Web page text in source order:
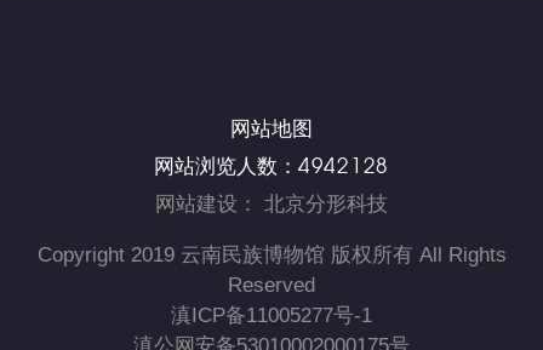
网站地图
网站浏览人数：4942128
网站建设 ： 北京分形科技
Copyright 2019 云南民族博物馆 版权所有 All Rights
Reserved
滇ICP备11005277号-1